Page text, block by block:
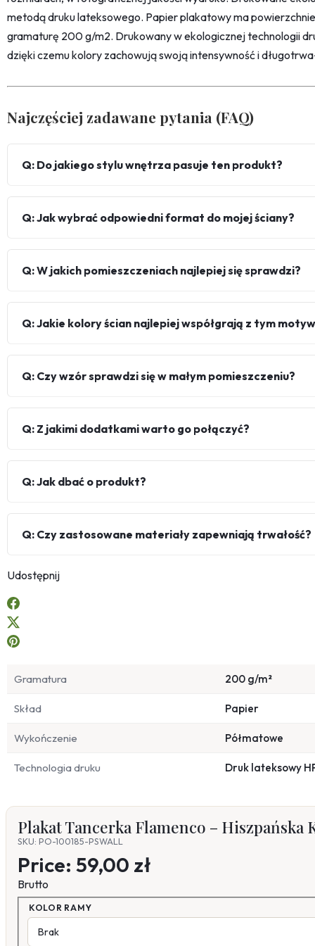
metodą druku lateksowego. Papier plakatowy ma
gramaturę 200 g/m2. Drukowany w ekologicznej technologii
dzięki czemu kolory zachowują swoją intensywność i
Najczęściej zadawane pytania (FAQ)
Q: Do jakiego stylu wnętrza pasuje ten produkt?
Q: Jak wybrać odpowiedni format do mojej ściany?
Q: W jakich pomieszczeniach najlepiej się sprawdzi?
Q: Jakie kolory ścian najlepiej współgrają z tym
Q: Czy wzór sprawdzi się w małym pomieszczeniu?
Q: Z jakimi dodatkami warto go połączyć?
Q: Jak dbać o produkt?
Q: Czy zastosowane materiały zapewniają trwałość?
Udostępnij
Gramatura 200 g/m²
Skład Papier
Wykończenie Półmatowe
Technologia druku Druk lateksowy
Plakat Tancerka Flamenco – Hiszpańska
SKU: PO-100185-PSWALL
Price: 59,00 zł
Brutto
KOLOR RAMY